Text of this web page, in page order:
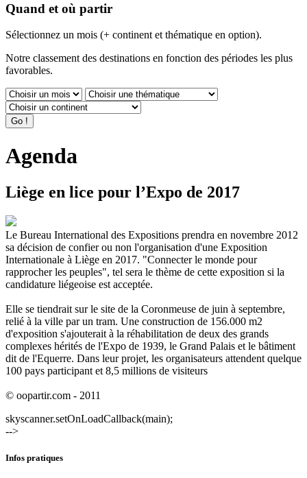
Quand et où partir
Sélectionnez un mois (+ continent et thématique en option).
Notre classement des destinations en fonction des périodes les plus
favorables.
Agenda
Liège en lice pour l’Expo de 2017
Le Bureau International des Expositions prendra en novembre 2012
sa décision de confier ou non l'organisation d'une Exposition
Internationale à Liège en 2017. "Connecter le monde pour
rapprocher les peuples", tel sera le thème de cette exposition si la
candidature liégeoise est acceptée.
Elle se tiendrait sur le site de la Coronmeuse de juin à septembre,
relié à la ville par un tram. Une construction de 156.000 m2
d'exposition s'ajouterait à la réhabilitation de deux des grands
complexes hérités de l'Expo de 1939, le Grand Palais et le bâtiment
dit de l'Equerre. Dans leur projet, les organisateurs attendent quelque
100 pays participant et 8,5 millions de visiteurs
© oopartir.com - 2011
skyscanner.setOnLoadCallback(main);
-->
Infos pratiques